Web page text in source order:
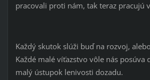
pracovali proti nám, tak teraz pracujú
Každý skutok slúži buď na rozvoj,
Každé malé víťazstvo vôle nás posúva
malý ústupok lenivosti dozadu.